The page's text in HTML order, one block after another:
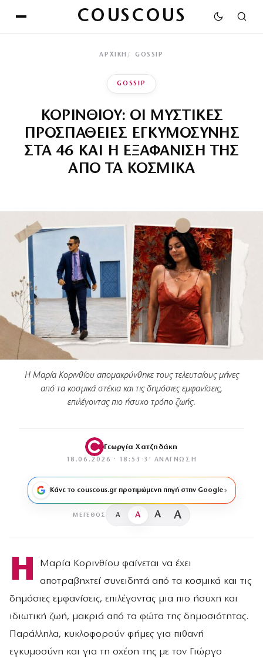
COUSCOUS
ΑΡΧΙΚΉ GOSSIP
GOSSIP
ΚΟΡΙΝΘΙΟΥ: ΟΙ ΜΥΣΤΙΚΕΣ
ΠΡΟΣΠΑΘΕΙΕΣ ΕΓΚΥΜΟΣΥΝΗΣ
ΣΤΑ 46 ΚΑΙ Η ΕΞΑΦΑΝΙΣΗ ΤΗΣ
ΑΠΟ ΤΑ ΚΟΣΜΙΚΑ
Η Μαρία Κορινθίου απομακρύνθηκε τους τελευταίους μήνες
από τα κοσμικά στέκια και τις δημόσιες εμφανίσεις,
επιλέγοντας πιο ήσυχο τρόπο ζωής.
Γεωργία Χατζηδάκη
18.06.2026 · 18:53 · 3′ ΑΝΆΓΝΩΣΗ
Κάνε το couscous.gr προτιμώμενη πηγή στην Google
ΜΈΓΕΘΟΣ A A A A
Η
Μαρία Κορινθίου φαίνεται να έχει
αποτραβηχτεί συνειδητά από τα κοσμικά και τις
δημόσιες εμφανίσεις, επιλέγοντας μια πιο ήσυχη και
ιδιωτική ζωή, μακριά από τα φώτα της δημοσιότητας.
Παράλληλα, κυκλοφορούν φήμες για πιθανή
εγκυμοσύνη και για τη σχέση της με τον Γιώργο